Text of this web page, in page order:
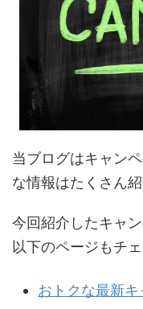
当ブログはキャン
な情報はたくさん
今回紹介したキャ
以下のページもチェ
おトクな最新